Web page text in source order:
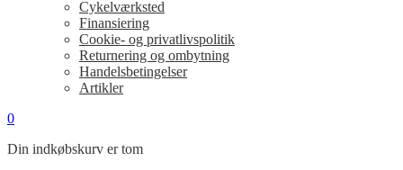
Cykelværksted
Finansiering
Cookie- og privatlivspolitik
Returnering og ombytning
Handelsbetingelser
Artikler
0
Din indkøbskurv er tom